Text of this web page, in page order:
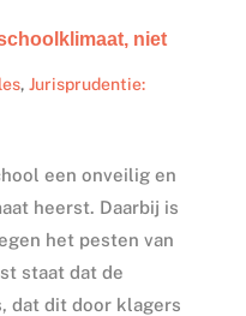
niet
, Jurisprudentie:
een onveilig en
heerst. Daarbij is
het pesten van
staat dat de
dat dit door klagers